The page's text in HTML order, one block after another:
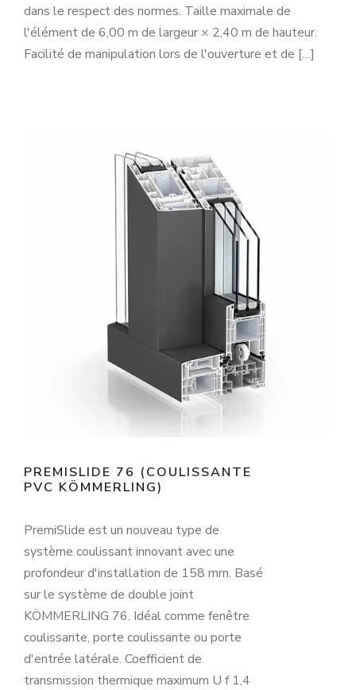
dans le respect des normes. Taille maximale de
l'élément de 6,00 m de largeur × 2,40 m de hauteur.
Facilité de manipulation lors de l'ouverture et de […]
PREMISLIDE 76 (COULISSANTE
PVC KÖMMERLING)
PremiSlide est un nouveau type de
système coulissant innovant avec une
profondeur d'installation de 158 mm. Basé
sur le système de double joint
KÖMMERLING 76. Idéal comme fenêtre
coulissante, porte coulissante ou porte
d'entrée latérale. Coefficient de
transmission thermique maximum U f 1,4